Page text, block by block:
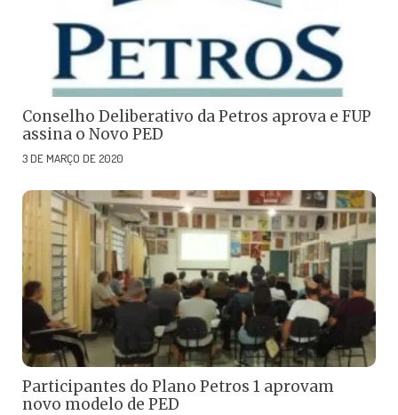
Conselho Deliberativo da Petros aprova e FUP
assina o Novo PED
3 DE MARÇO DE 2020
Participantes do Plano Petros 1 aprovam
novo modelo de PED